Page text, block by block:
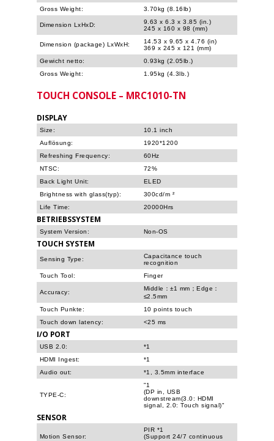
Gross Weight:
3.70kg (8.16lb)
Dimension LxHxD:
9.63 x 6.3 x 3.85 (in.)
245 x 160 x 98 (mm)
Dimension (package) LxWxH:
14.53 x 9.65 x 4.76 (in)
369 x 245 x 121 (mm)
Gewicht netto:
0.93kg (2.05lb.)
Gross Weight:
1.95kg (4.3lb.)
TOUCH CONSOLE​​ – MRC1010-TN
DISPLAY
Size:
10.1 inch
Auflösung:
1920*1200
Refreshing Frequency:
60Hz
NTSC:
72%
Back Light Unit:
ELED
Brightness with glass(typ):
300cd/m ²
Life Time:
20000Hrs
BETRIEBSSYSTEM
System Version: Non-OS
TOUCH SYSTEM
Sensing Type:
Capacitance touch
recognition
Touch Tool:
Finger
Accuracy:
Middle：±1 mm；Edge：
≤2.5mm
Touch Punkte:
10 points touch
Touch down latency:
<25 ms
I/O PORT
USB 2.0:
*1
HDMI Ingest:
*1
Audio out:
*1, 3.5mm interface
TYPE-C:
"1
(DP in, USB
downstream(3.0: HDMI
signal, 2.0: Touch signal)"
SENSOR
Motion Sensor:
PIR *1
(Support 24/7 continuous